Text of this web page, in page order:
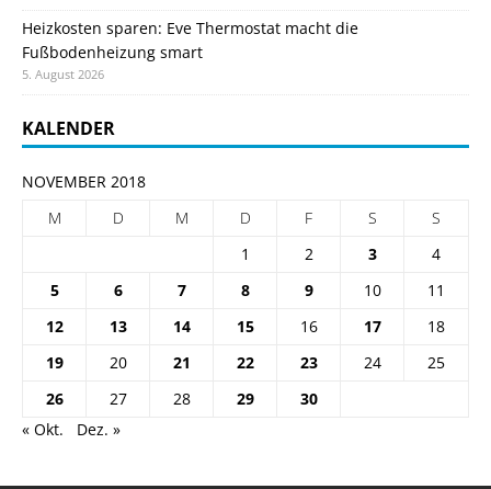
Heizkosten sparen: Eve Thermostat macht die
Fußbodenheizung smart
5. August 2026
KALENDER
NOVEMBER 2018
M
D M D F S
S
1
2 3
4
5
6 7 8 9 10
11
12
13 14 15 16 17
18
19
20 21 22 23 24
25
26
27 28 29
30
« Okt.
Dez. »